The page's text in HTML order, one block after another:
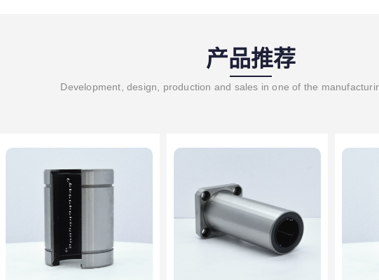
产品推荐
Development, design, production and sales in one of the